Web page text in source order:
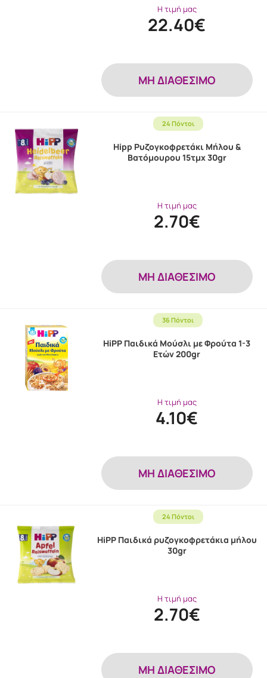
Η τιμή μας
22.40€
MH ΔΙΑΘΕΣΙΜΟ
24 Πόντοι
Hipp Ρυζογκοφρετάκι Μήλου &
Βατόμουρου 15τμχ 30gr
Η τιμή μας
2.70€
MH ΔΙΑΘΕΣΙΜΟ
36 Πόντοι
HiPP Παιδικά Μούσλι με Φρούτα 1-3
Ετών 200gr
Η τιμή μας
4.10€
MH ΔΙΑΘΕΣΙΜΟ
24 Πόντοι
HiPP Παιδικά ρυζογκοφρετάκια μήλου
30gr
Η τιμή μας
2.70€
MH ΔΙΑΘΕΣΙΜΟ